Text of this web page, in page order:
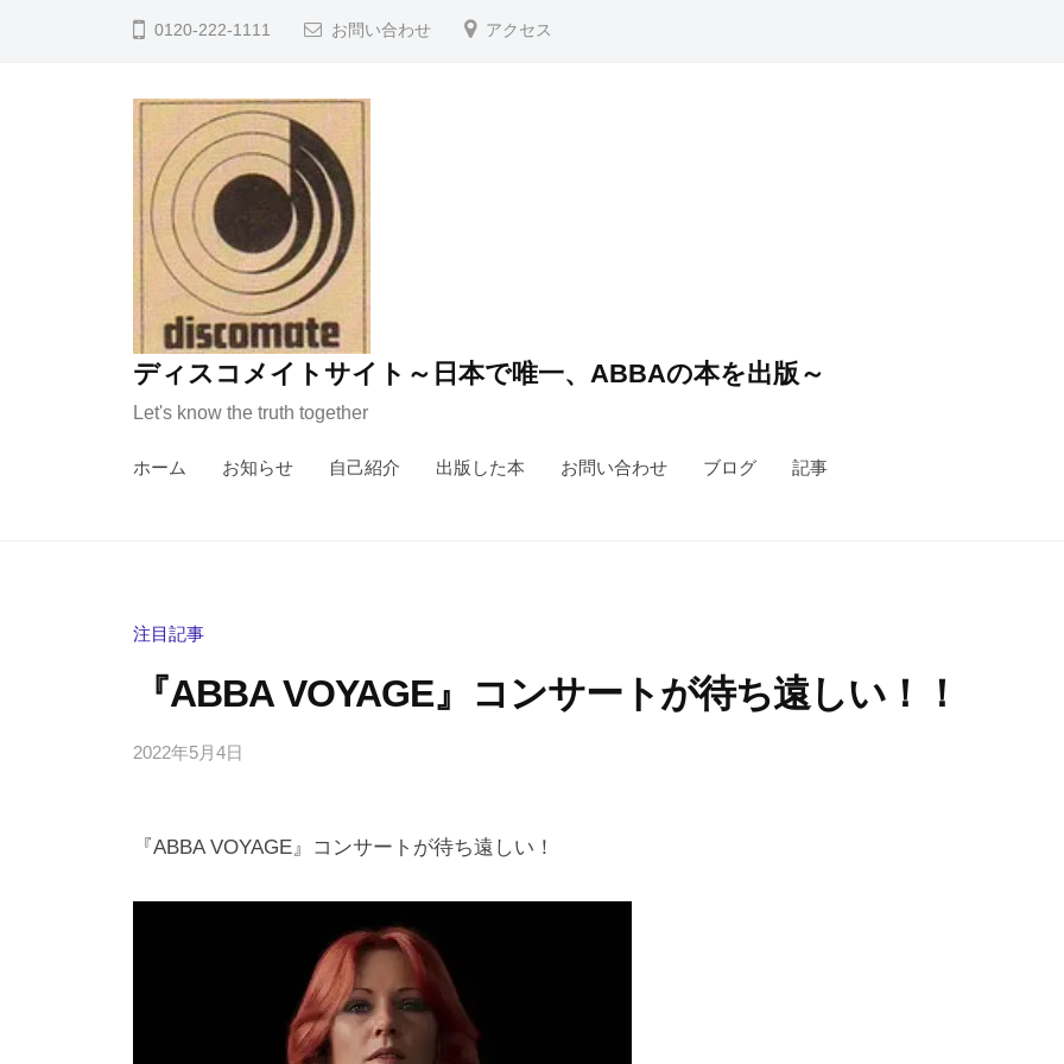
0120-222-1111 お問い合わせ アクセス
ディスコメイトサイト～日本で唯一、ABBAの本を出版～
Let's know the truth together
ホーム お知らせ 自己紹介 出版した本 お問い合わせ ブログ 記事
注目記事
『ABBA VOYAGE』コンサートが待ち遠しい！！
2022年5月4日
iの
『ABBA VOYAGE』コンサートが待ち遠しい！